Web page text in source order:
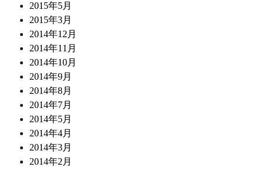
2015年5月
2015年3月
2014年12月
2014年11月
2014年10月
2014年9月
2014年8月
2014年7月
2014年5月
2014年4月
2014年3月
2014年2月